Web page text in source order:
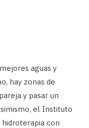
aguas y
hay zonas de
y pasar un
el Instituto
con